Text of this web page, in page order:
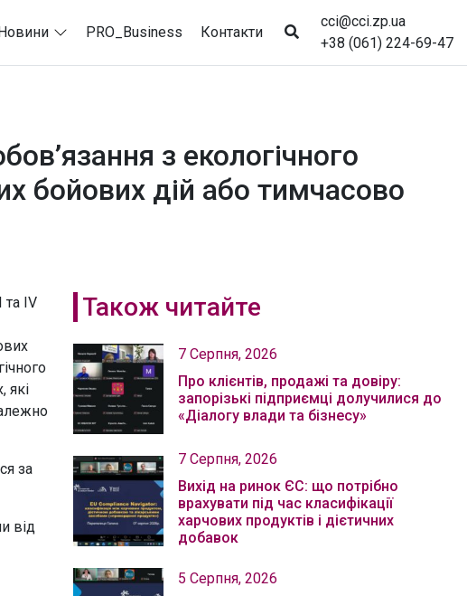
PRO_Business Контакти
cci@cci.zp.ua
+38 (061) 224-69-47
з екологічного
бойових дій або тимчасово
та IV
які
за
від
Також читайте
7 Серпня, 2026
Про клієнтів, продажі та довіру:
запорізькі підприємці долучилися до
«Діалогу влади та бізнесу»
7 Серпня, 2026
Вихід на ринок ЄС: що потрібно
врахувати під час класифікації
харчових продуктів і дієтичних
добавок
5 Серпня, 2026